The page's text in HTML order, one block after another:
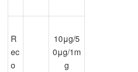
R
ec
o
10μg/5
0μg/1m
g